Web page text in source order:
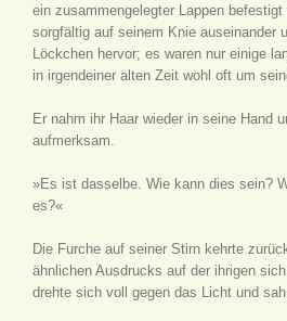
ein zusammengelegter Lappen
sorgfältig auf seinem Knie auseinander
Löckchen hervor; es waren nur einige
in irgendeiner alten Zeit wohl oft um
Er nahm ihr Haar wieder in seine Hand
aufmerksam.
»Es ist dasselbe. Wie kann dies sein?
es?«
Die Furche auf seiner Stirn kehrte
ähnlichen Ausdrucks auf der ihrigen
drehte sich voll gegen das Licht und sah